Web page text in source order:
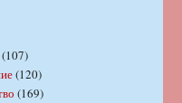
(107)
(120)
(169)